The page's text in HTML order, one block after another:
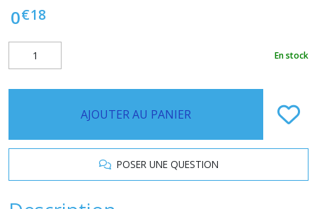
0€18
En stock
AJOUTER AU PANIER
POSER UNE QUESTION